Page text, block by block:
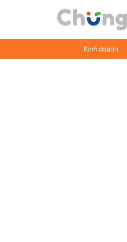
Kinh doanh